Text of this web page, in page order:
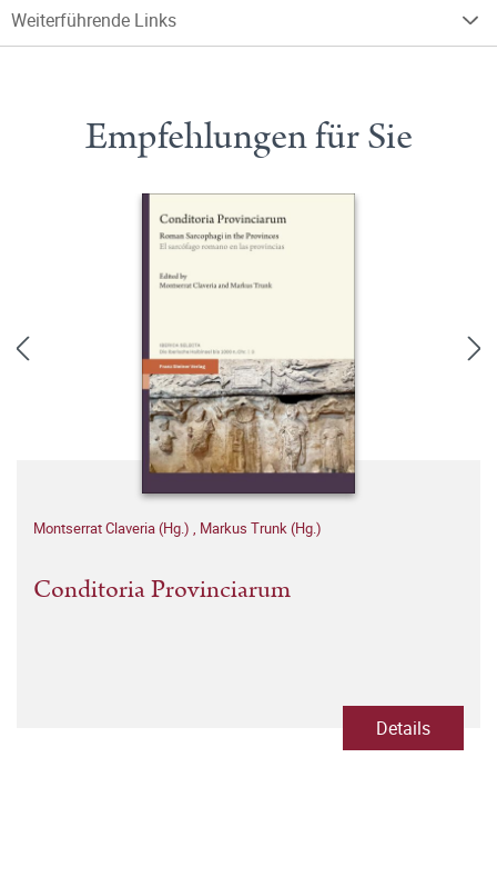
Weiterführende Links
Empfehlungen für Sie
Montserrat Claveria (Hg.) , Markus Trunk (Hg.)
Conditoria Provinciarum
Details